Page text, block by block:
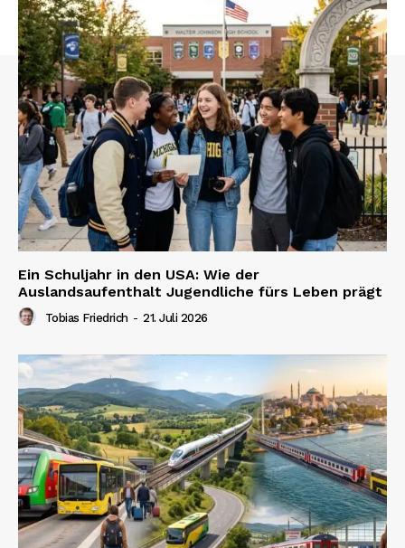
Ein Schuljahr in den USA: Wie der
Auslandsaufenthalt Jugendliche fürs Leben prägt
Tobias Friedrich - 21. Juli 2026